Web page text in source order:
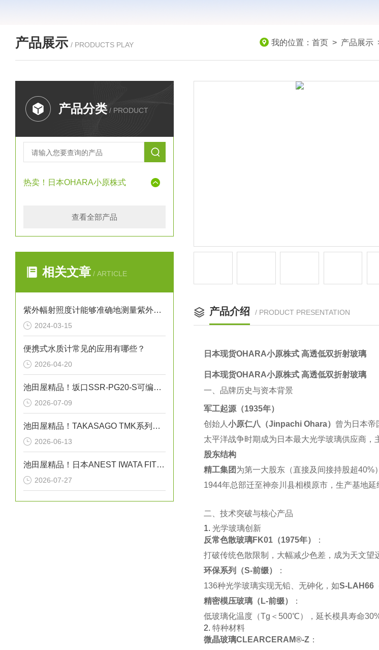
产品展示 / PRODUCTS PLAY 我的位置： 首页 > 产品展示
产品分类 / PRODUCT
热卖！日本OHARA小原株式
查看全部产品
相关文章 / ARTICLE
紫外幅射照度计能够准确地测量紫外线的辐射强度
2024-03-15
便携式水质计常见的应用有哪些？
2026-04-20
池田屋精品！坂口SSR-PG20-S可编程温度控制器技术参数
2026-07-09
池田屋精品！TAKASAGO TMK系列高压直流电源 TMK1.0-50 参数介绍
2026-06-13
池田屋精品！日本ANEST IWATA FIT13064B无油活塞式空压机
2026-07-27
产品介绍 / PRODUCT PRESENTATION
日本现货OHARA小原株式 ‌高透低双折射玻璃
日本现货OHARA小原株式 ‌高透低双折射玻璃
一、品牌历史与资本背景
军工起源（1935年）
创始人‌ 小原仁八（Jinpachi Ohara） 曾为日本帝
太平洋战争时期成为日本最大光学玻璃供应商，
股东结构
精工集团 为第一大股东（直接及间接持股超40%
1944年总部迁至神奈川县相模原市，生产基地延
二、技术突破与核心产品
1. ‌ 光学玻璃创新
反常色散玻璃FK01（1975年）
‌：
打破传统色散限制，大幅减少色差，成为天文望
环保系列（S-前缀）
‌：
136种光学玻璃实现无铅、无砷化，如‌S-LAH66
精密模压玻璃（L-前缀）
‌：
低玻璃化温度（Tg＜500℃），延长模具寿命
2. ‌ 特种材料
微晶玻璃CLEARCERAM®-Z ‌：